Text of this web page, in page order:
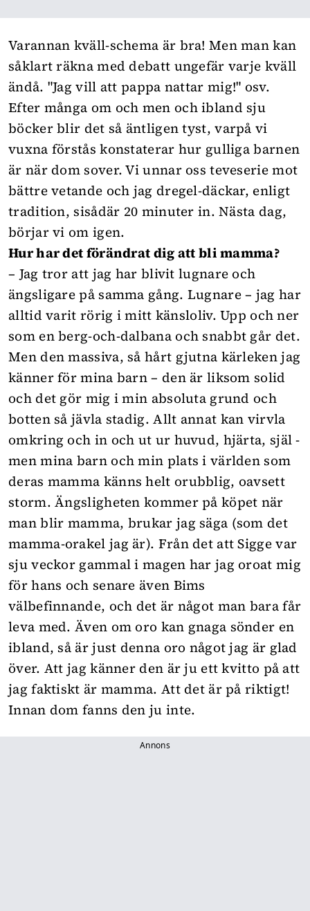
Varannan kväll-schema är bra! Men man kan
såklart räkna med debatt ungefär varje kväll
ändå. "Jag vill att pappa nattar mig!" osv.
Efter många om och men och ibland sju
böcker blir det så äntligen tyst, varpå vi
vuxna förstås konstaterar hur gulliga barnen
är när dom sover. Vi unnar oss teveserie mot
bättre vetande och jag dregel-däckar, enligt
tradition, sisådär 20 minuter in. Nästa dag,
börjar vi om igen.
Hur har det förändrat dig att bli mamma?
– Jag tror att jag har blivit lugnare och
ängsligare på samma gång. Lugnare – jag har
alltid varit rörig i mitt känsloliv. Upp och ner
som en berg-och-dalbana och snabbt går det.
Men den massiva, så hårt gjutna kärleken jag
känner för mina barn – den är liksom solid
och det gör mig i min absoluta grund och
botten så jävla stadig. Allt annat kan virvla
omkring och in och ut ur huvud, hjärta, själ -
men mina barn och min plats i världen som
deras mamma känns helt orubblig, oavsett
storm. Ängsligheten kommer på köpet när
man blir mamma, brukar jag säga (som det
mamma-orakel jag är). Från det att Sigge var
sju veckor gammal i magen har jag oroat mig
för hans och senare även Bims
välbefinnande, och det är något man bara får
leva med. Även om oro kan gnaga sönder en
ibland, så är just denna oro något jag är glad
över. Att jag känner den är ju ett kvitto på att
jag faktiskt är mamma. Att det är på riktigt!
Innan dom fanns den ju inte.
Annons